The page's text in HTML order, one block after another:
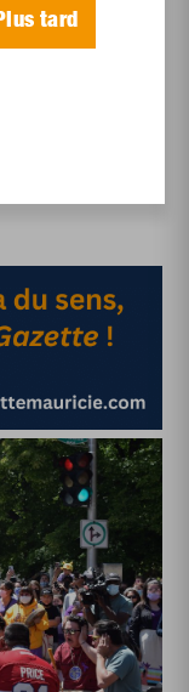
pour les
Ça faisait
pour ça », fait-
vaccinés
tard